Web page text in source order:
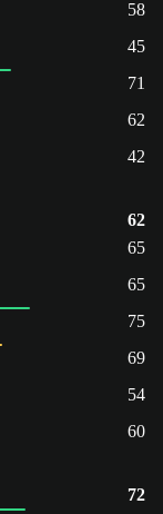
58
45
71
62
42
62
65
65
75
69
54
60
72